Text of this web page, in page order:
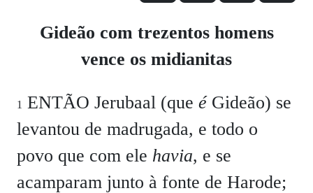
Gideão com trezentos homens
vence os midianitas
1 ENTÃO Jerubaal (que éGideão) se
levantou de madrugada, e todo o
povo que com ele havia, e se
acamparam junto à fonte de Harode;